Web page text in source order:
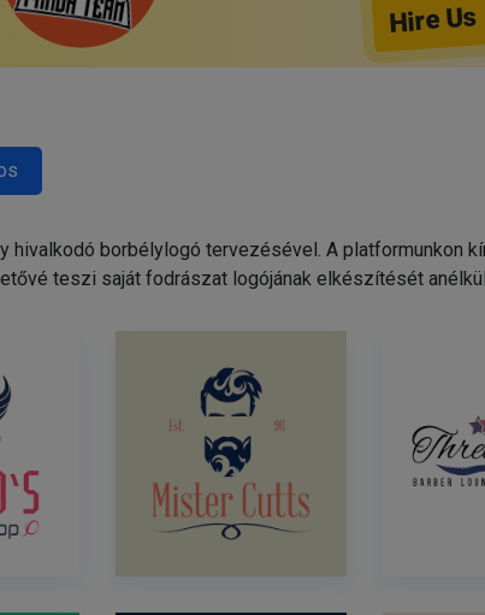
Hire Us
borbélylogó tervezésével. A platformunkon
teszi saját fodrászat logójának elkészítését